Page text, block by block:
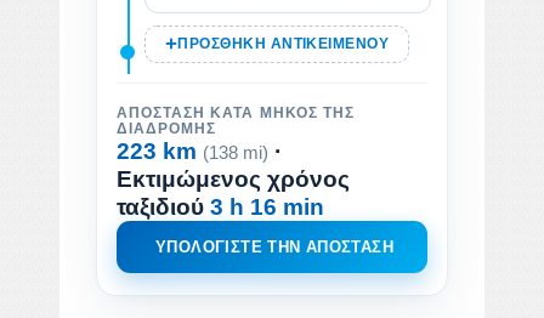
ΠΡΟΣΘΉΚΗ ΑΝΤΙΚΕΙΜΈΝΟΥ
ΑΠΌΣΤΑΣΗ ΚΑΤΆ ΜΉΚΟΣ ΤΗΣ
ΔΙΑΔΡΟΜΉΣ
223 km (138 mi) ·
Εκτιμώμενος χρόνος
ταξιδιού 3 h 16 min
ΥΠΟΛΟΓΊΣΤΕ ΤΗΝ ΑΠΌΣΤΑΣΗ